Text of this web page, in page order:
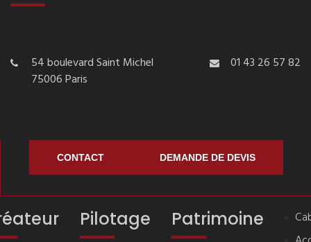
54 boulevard Saint Michel
75006 Paris
01 43 26 57 82
CONTACT DEMANDE DE DEVIS
Pilotage Patrimoine